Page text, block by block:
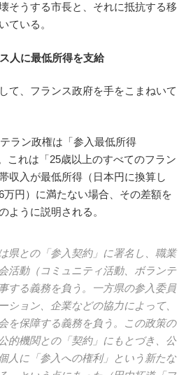
そうする市長と、それに抵抗する移
ている。
人に最低所得を支給
て、フランス政府を手をこまねいて
ラン政権は「参入最低所得
これは「25歳以上のすべてのフラン
収入が最低所得（日本円に換算し
円）に満たない場合、その差額を
ように説明される。
県との「参入契約」に署名し、職業
活動（コミュニティ活動、ボランテ
する義務を負う。一方県の参入委員
ション、企業などの協力によって、
を保障する義務を負う。この政策の
的機関との「契約」にもとづき、公
人に「参入への権利」という新たな